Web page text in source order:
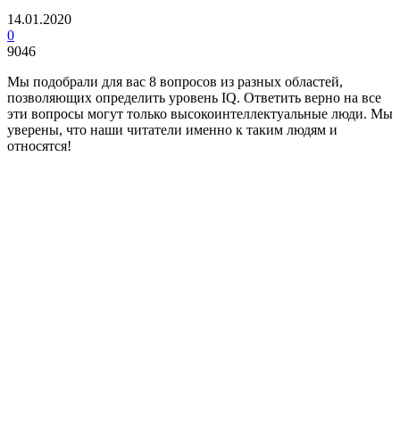
14.01.2020
0
9046
Мы подобрали для вас 8 вопросов из разных областей,
позволяющих определить уровень IQ. Ответить верно на все
эти вопросы могут только высокоинтеллектуальные люди. Мы
уверены, что наши читатели именно к таким людям и
относятся!